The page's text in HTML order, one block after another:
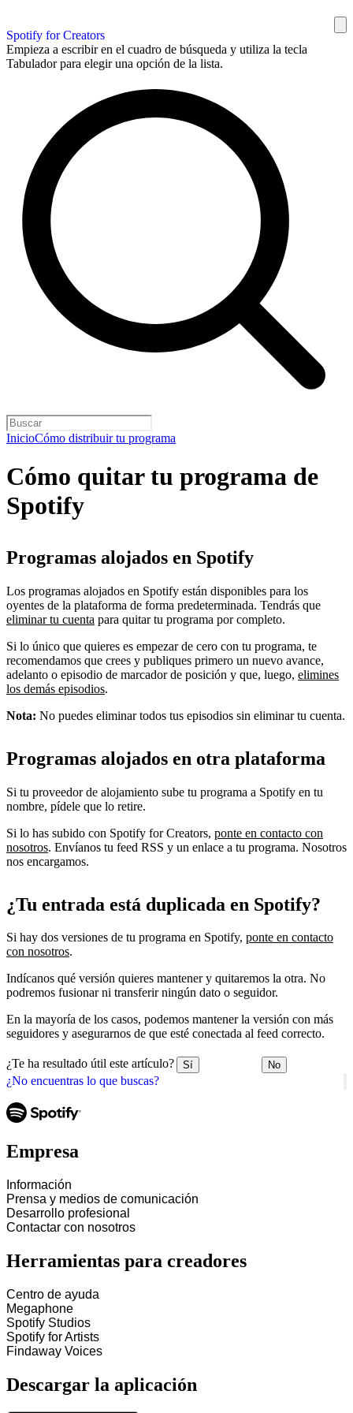
Spotify for Creators
Empieza a escribir en el cuadro de búsqueda y utiliza la tecla
Tabulador para elegir una opción de la lista.
InicioCómo distribuir tu programa
¿No encuentras lo que buscas?
Cómo quitar tu programa de
Spotify
Programas alojados en Spotify
Los programas alojados en Spotify están disponibles para los
oyentes de la plataforma de forma predeterminada. Tendrás que
eliminar tu cuenta para quitar tu programa por completo.
Si lo único que quieres es empezar de cero con tu programa, te
recomendamos que crees y publiques primero un nuevo avance,
adelanto o episodio de marcador de posición y que, luego, elimines
los demás episodios.
Nota: No puedes eliminar todos tus episodios sin eliminar tu cuenta.
Programas alojados en otra plataforma
Si tu proveedor de alojamiento sube tu programa a Spotify en tu
nombre, pídele que lo retire.
Si lo has subido con Spotify for Creators, ponte en contacto con
nosotros. Envíanos tu feed RSS y un enlace a tu programa. Nosotros
nos encargamos.
¿Tu entrada está duplicada en Spotify?
Si hay dos versiones de tu programa en Spotify, ponte en contacto
con nosotros.
Indícanos qué versión quieres mantener y quitaremos la otra. No
podremos fusionar ni transferir ningún dato o seguidor.
En la mayoría de los casos, podemos mantener la versión con más
seguidores y asegurarnos de que esté conectada al feed correcto.
¿Te ha resultado útil este artículo? Sí No
Empresa
Información
Prensa y medios de comunicación
Desarrollo profesional
Contactar con nosotros
Herramientas para creadores
Centro de ayuda
Megaphone
Spotify Studios
Spotify for Artists
Findaway Voices
Descargar la aplicación